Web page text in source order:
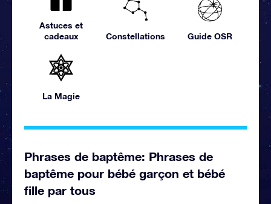
Astuces et
cadeaux
Constellations Guide OSR
La Magie
Phrases de baptême: Phrases de
baptême pour bébé garçon et bébé
fille par tous